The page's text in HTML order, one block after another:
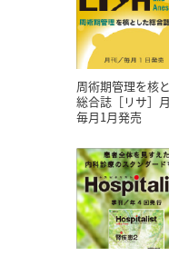
周術期管理を核
総合誌［リサ］
毎月1月発売